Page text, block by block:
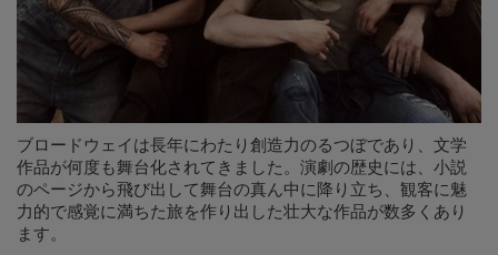
ブロードウェイは長年にわたり創造力のるつぼであり、文学
作品が何度も舞台化されてきました。演劇の歴史には、小説
のページから飛び出して舞台の真ん中に降り立ち、観客に魅
力的で感覚に満ちた旅を作り出した壮大な作品が数多くあり
ます。